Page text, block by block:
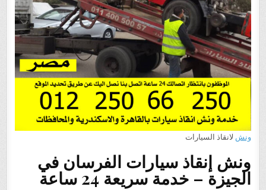
ونش لانقاذ السيارات
ونش إنقاذ سيارات الفرسان في
الجيزة – خدمة سريعة 24 ساعة